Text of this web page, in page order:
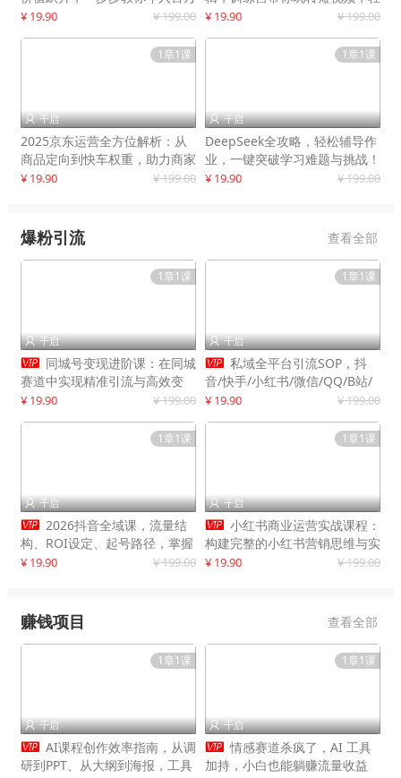
¥ 19.90 ¥ 199.00 松拍大片
¥ 19.90 ¥ 199.00
1章1课
 千启
2025京东运营全方位解析：从
商品定向到快车权重，助力商家
打造爆款商品
¥ 19.90 ¥ 199.00
1章1课
 千启
DeepSeek全攻略，轻松辅导作
业，一键突破学习难题与挑战！
¥ 19.90 ¥ 199.00
爆粉引流 查看全部
1章1课
 千启
 同城号变现进阶课：在同城
赛道中实现精准引流与高效变
现，单店月引流成交额提升50%
¥ 19.90 ¥ 199.00
1章1课
 千启
 私域全平台引流SOP，抖
音/快手/小红书/微信/QQ/B站/
闲鱼等，技术合集，高效转化公
¥ 19.90 ¥ 199.00
1章1课
 千启
 2026抖音全域课，流量结
构、ROI设定、起号路径，掌握
平台新规下利润最大化
¥ 19.90 ¥ 199.00
1章1课
 千启
 小红书商业运营实战课程：
构建完整的小红书营销思维与实
战能力，案例店铺月销破百万！
¥ 19.90 ¥ 199.00
赚钱项目 查看全部
1章1课
 千启
 AI课程创作效率指南，从调
研到PPT、从大纲到海报，工具
1章1课
 千启
 情感赛道杀疯了，AI 工具
加持，小白也能躺赚流量收益